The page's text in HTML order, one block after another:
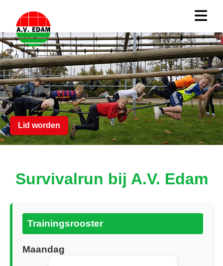
Lid worden
Survivalrun bij A.V. Edam
Trainingsrooster
Maandag